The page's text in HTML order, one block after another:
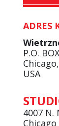
ADRES
P.O.
USA
4007 N.
Chicago